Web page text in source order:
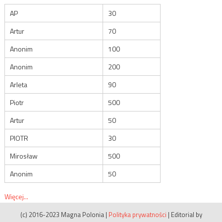
AP
30
Artur
70
Anonim
100
Anonim
200
Arleta
90
Piotr
500
Artur
50
PIOTR
30
Mirosław
500
Anonim
50
Więcej...
(c) 2016-2023 Magna Polonia | Polityka prywatności | Editorial by